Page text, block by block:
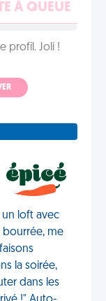
À QUEUE
profil. Joli !
un loft avec
me
la soirée,
dans les